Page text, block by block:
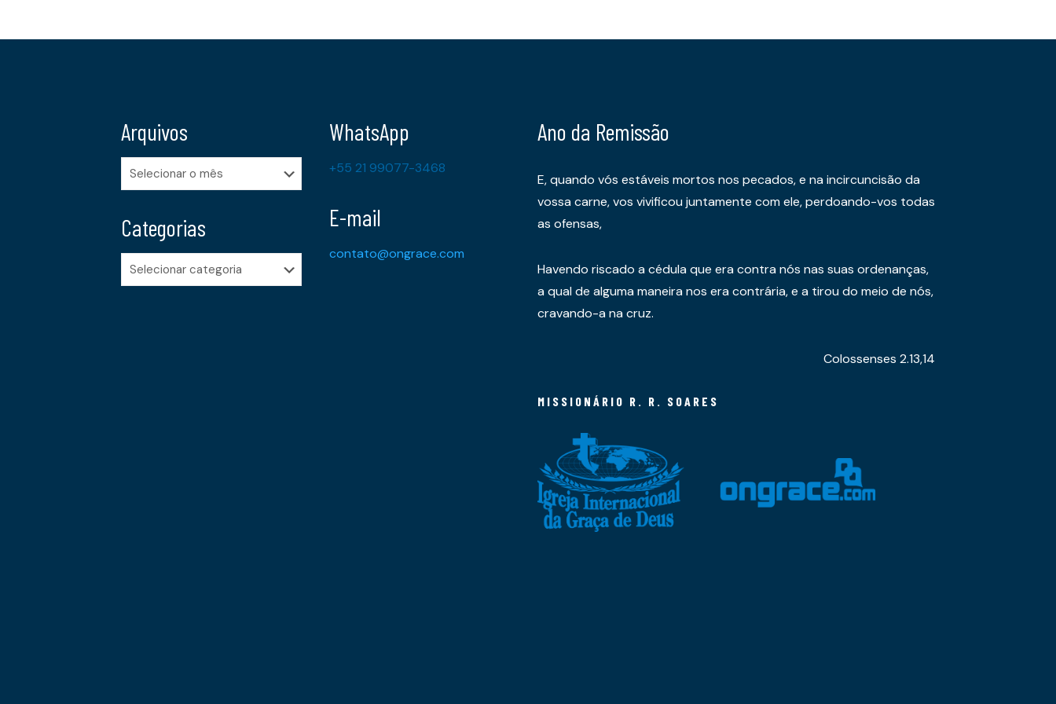
Arquivos
Arquivos
Categorias
Categorias
WhatsApp
+55 21 99077-3468
E-mail
contato@ongrace.com
Ano da Remissão
E, quando vós estáveis mortos nos pecados, e na incircuncisão da
vossa carne, vos vivificou juntamente com ele, perdoando-vos todas
as ofensas,
Havendo riscado a cédula que era contra nós nas suas ordenanças,
a qual de alguma maneira nos era contrária, e a tirou do meio de nós,
cravando-a na cruz.
Colossenses 2.13,14
MISSIONÁRIO R. R. SOARES